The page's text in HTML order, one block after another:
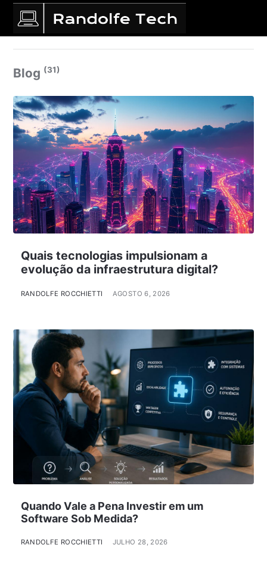
Blog (31)
Quais tecnologias impulsionam a
evolução da infraestrutura digital?
RANDOLFE ROCCHIETTI AGOSTO 6, 2026
Quando Vale a Pena Investir em um
Software Sob Medida?
RANDOLFE ROCCHIETTI JULHO 28, 2026